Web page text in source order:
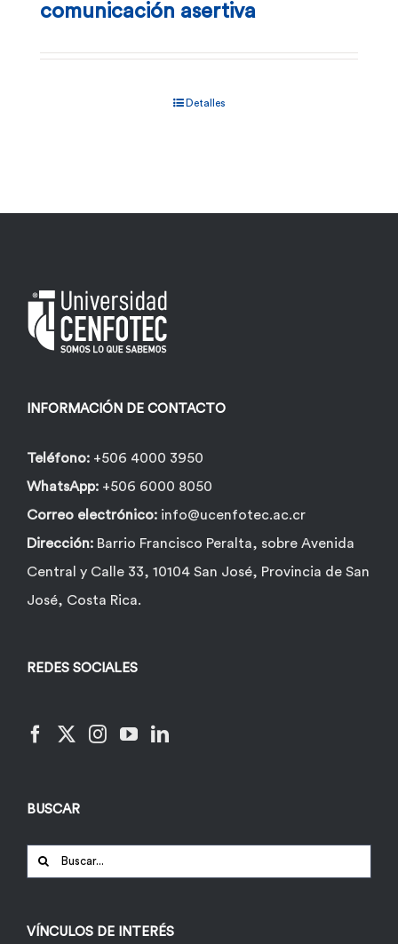
comunicación asertiva
Detalles
INFORMACIÓN DE CONTACTO
Teléfono: +506 4000 3950
WhatsApp: +506 6000 8050
Correo electrónico: info@ucenfotec.ac.cr
Dirección: Barrio Francisco Peralta, sobre Avenida
Central y Calle 33, 10104 San José, Provincia de San
José, Costa Rica.
REDES SOCIALES
BUSCAR
Buscar:
VÍNCULOS DE INTERÉS